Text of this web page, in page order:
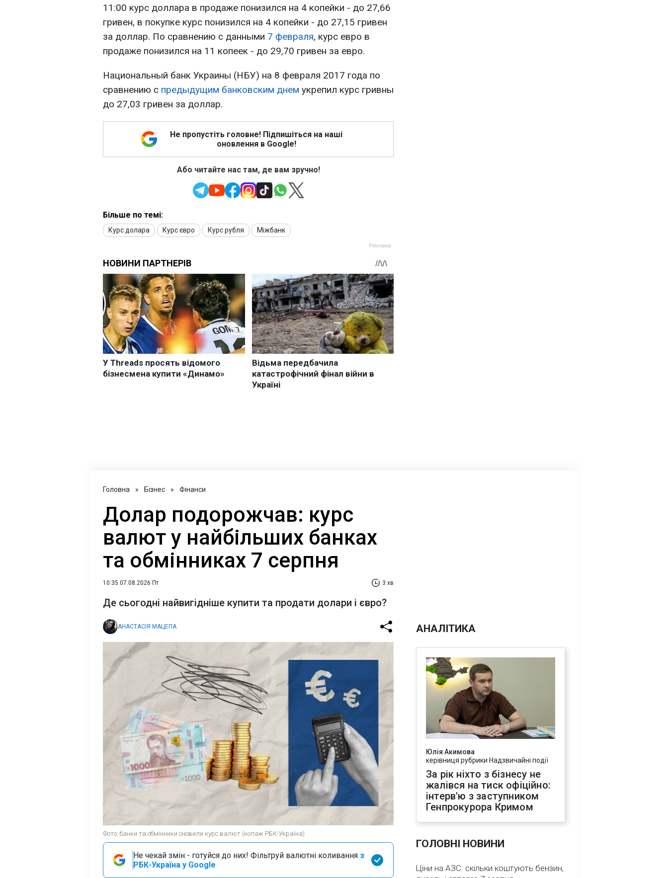
11:00 курс доллара в продаже понизился на 4 копейки - до 27,66
гривен, в покупке курс понизился на 4 копейки - до 27,15 гривен
за доллар. По сравнению с данными 7 февраля, курс евро в
продаже понизился на 11 копеек - до 29,70 гривен за евро.
Национальный банк Украины (НБУ) на 8 февраля 2017 года по
сравнению с предыдущим банковским днем укрепил курс гривны
до 27,03 гривен за доллар.
Не пропустіть головне! Підпишіться на наші
оновлення в Google!
Або читайте нас там, де вам зручно!
Більше по темі:
Курс долара Курс євро Курс рубля Міжбанк
Головна » Бізнес » Фінанси
Долар подорожчав: курс
валют у найбільших банках
та обмінниках 7 серпня
10:35 07.08.2026 Пт 3 хв
Де сьогодні найвигідніше купити та продати долари і євро?
АНАСТАСІЯ МАЦЕПА
Фото: банки та обмінники оновили курс валют (колаж РБК-Україна)
Не чекай змін - готуйся до них! Фільтруй валютні коливання з
РБК-Україна у Google
АНАЛІТИКА
Юлія Акимова
керівниця рубрики Надзвичайні події
За рік ніхто з бізнесу не
жалівся на тиск офіційно:
інтерв'ю з заступником
Генпрокурора Кримом
ГОЛОВНІ НОВИНИ
Ціни на АЗС: скільки коштують бензин,